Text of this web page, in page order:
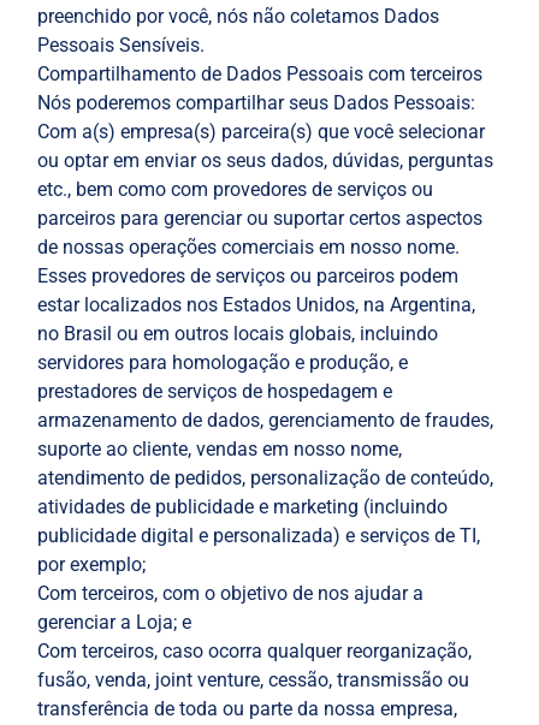
preenchido por você, nós não coletamos Dados
Pessoais Sensíveis.
Compartilhamento de Dados Pessoais com terceiros
Nós poderemos compartilhar seus Dados Pessoais:
Com a(s) empresa(s) parceira(s) que você selecionar
ou optar em enviar os seus dados, dúvidas, perguntas
etc., bem como com provedores de serviços ou
parceiros para gerenciar ou suportar certos aspectos
de nossas operações comerciais em nosso nome.
Esses provedores de serviços ou parceiros podem
estar localizados nos Estados Unidos, na Argentina,
no Brasil ou em outros locais globais, incluindo
servidores para homologação e produção, e
prestadores de serviços de hospedagem e
armazenamento de dados, gerenciamento de fraudes,
suporte ao cliente, vendas em nosso nome,
atendimento de pedidos, personalização de conteúdo,
atividades de publicidade e marketing (incluindo
publicidade digital e personalizada) e serviços de TI,
por exemplo;
Com terceiros, com o objetivo de nos ajudar a
gerenciar a Loja; e
Com terceiros, caso ocorra qualquer reorganização,
fusão, venda, joint venture, cessão, transmissão ou
transferência de toda ou parte da nossa empresa,